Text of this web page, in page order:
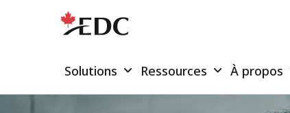
Solutions Ressources À propos